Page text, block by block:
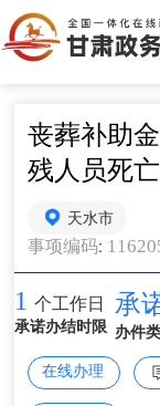
丧葬补助
残人员死亡
天水市
事项编码:
1 个工作日
承诺办结时限
承
办件
在线办理